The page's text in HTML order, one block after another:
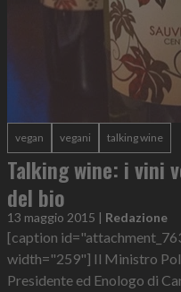
vegan vegani talking wine
Talking wine: i vini
del bio
13 maggio 2015 Redazione
[caption
width="259"] Il Ministro
Presidente ed Enologo di